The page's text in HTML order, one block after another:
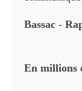
Bassac -
En millions